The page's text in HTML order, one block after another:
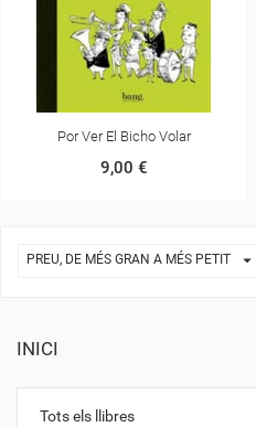
INICI
Tots els llibres
Por Ver El Bicho Volar
9,00 €
PREU, DE MÉS GRAN A MÉS PETIT 